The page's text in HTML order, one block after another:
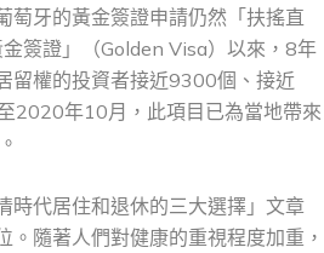
萄牙的黃金簽證申請仍然「扶搖直
簽證」（Golden Visa）以來，8年
留權的投資者接近9300個、接近
2020年10月，此項目已為當地帶來
時代居住和退休的三大選擇」文章
。隨著人們對健康的重視程度加重，